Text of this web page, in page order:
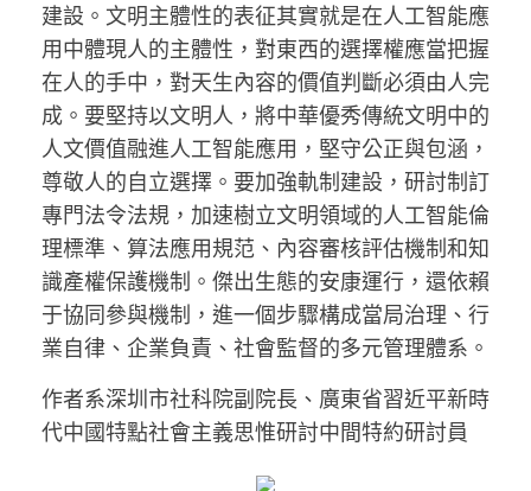
建設。文明主體性的表征其實就是在人工智能應
用中體現人的主體性，對東西的選擇權應當把握
在人的手中，對天生內容的價值判斷必須由人完
成。要堅持以文明人，將中華優秀傳統文明中的
人文價值融進人工智能應用，堅守公正與包涵，
尊敬人的自立選擇。要加強軌制建設，研討制訂
專門法令法規，加速樹立文明領域的人工智能倫
理標準、算法應用規范、內容審核評估機制和知
識產權保護機制。傑出生態的安康運行，還依賴
于協同參與機制，進一個步驟構成當局治理、行
業自律、企業負責、社會監督的多元管理體系。
作者系深圳市社科院副院長、廣東省習近平新時
代中國特點社會主義思惟研討中間特約研討員